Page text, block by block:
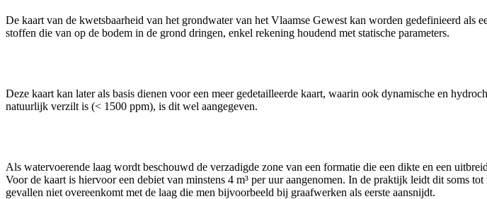
De kaart van de kwetsbaarheid van het grondwater van het Vlaamse Gewest kan worden gedefinieerd
stoffen die van op de bodem in de grond dringen, enkel rekening houdend met statische parameters.
Deze kaart kan later als basis dienen voor een meer gedetailleerde kaart, waarin ook dynamische en
natuurlijk verzilt is (< 1500 ppm), is dit wel aangegeven.
Als watervoerende laag wordt beschouwd de verzadigde zone van een formatie die een dikte en een
Voor de kaart is hiervoor een debiet van minstens 4 m³ per uur aangenomen. In de praktijk leidt dit soms
gevallen niet overeenkomt met de laag die men bijvoorbeeld bij graafwerken als eerste aansnijdt.